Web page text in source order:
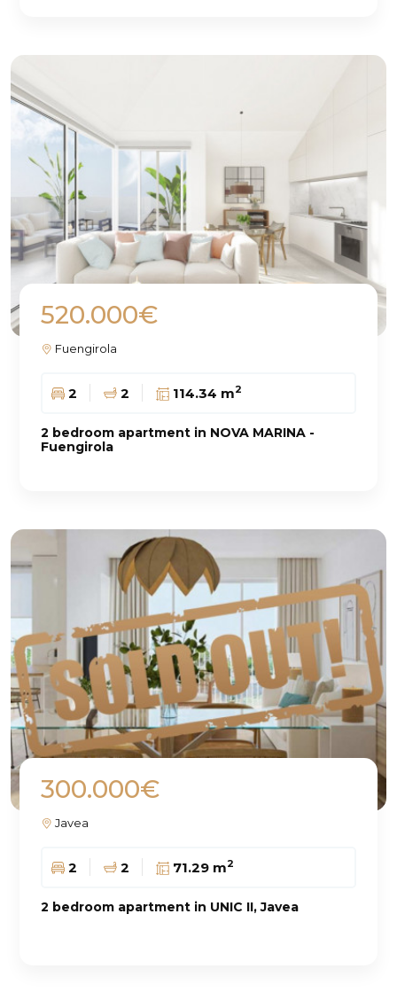
520.000€
Fuengirola
2 2 114.34 m2
2 bedroom apartment in NOVA MARINA -
Fuengirola
300.000€
Javea
2 2 71.29 m2
2 bedroom apartment in UNIC II, Javea